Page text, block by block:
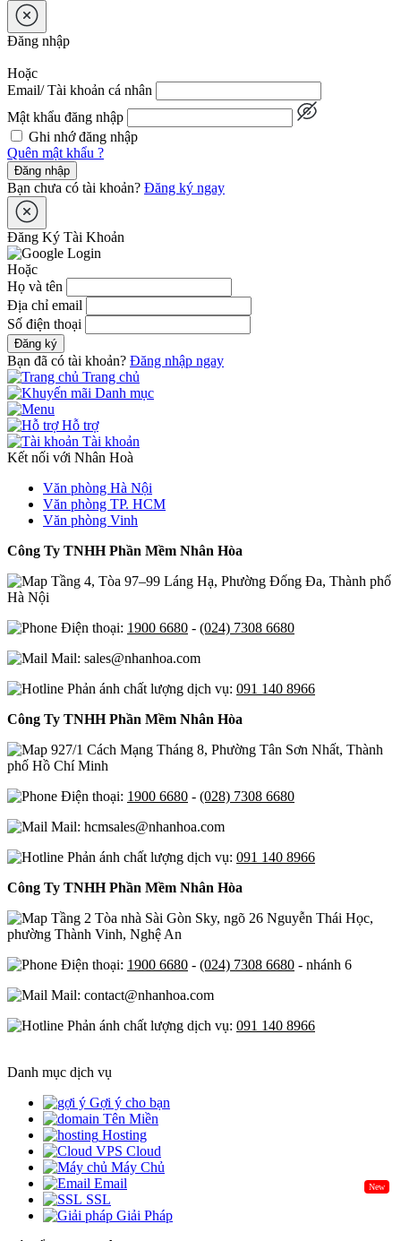
Đăng nhập
Hoặc
Email/ Tài khoản cá nhân
Mật khẩu đăng nhập
Ghi nhớ đăng nhập
Quên mật khẩu ?
Đăng nhập
Bạn chưa có tài khoản? Đăng ký ngay
Đăng Ký Tài Khoản
Hoặc
Họ và tên
Địa chỉ email
Số điện thoại
Đăng ký
Bạn đã có tài khoản? Đăng nhập ngay
Trang chủ
Danh mục
Hỗ trợ
Tài khoản
Kết nối với Nhân Hoà
Văn phòng Hà Nội
Văn phòng TP. HCM
Văn phòng Vinh
Công Ty TNHH Phần Mềm Nhân Hòa
Tầng 4, Tòa 97–99 Láng Hạ, Phường Đống Đa, Thành phố
Hà Nội
Điện thoại: 1900 6680 - (024) 7308 6680
Mail: sales@nhanhoa.com
Phản ánh chất lượng dịch vụ: 091 140 8966
Công Ty TNHH Phần Mềm Nhân Hòa
927/1 Cách Mạng Tháng 8, Phường Tân Sơn Nhất, Thành
phố Hồ Chí Minh
Điện thoại: 1900 6680 - (028) 7308 6680
Mail: hcmsales@nhanhoa.com
Phản ánh chất lượng dịch vụ: 091 140 8966
Công Ty TNHH Phần Mềm Nhân Hòa
Tầng 2 Tòa nhà Sài Gòn Sky, ngõ 26 Nguyễn Thái Học,
phường Thành Vinh, Nghệ An
Điện thoại: 1900 6680 - (024) 7308 6680 - nhánh 6
Mail: contact@nhanhoa.com
Phản ánh chất lượng dịch vụ: 091 140 8966
Danh mục dịch vụ
Gợi ý cho bạn
Tên Miền
Hosting
Cloud
Máy Chủ
New
Email
SSL
Giải Pháp